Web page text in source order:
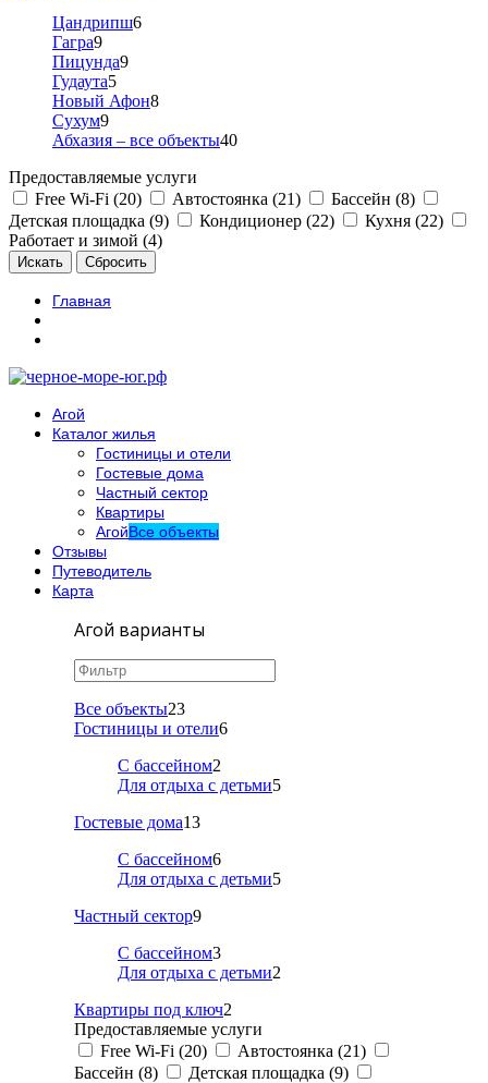
Цандрипш6
Гагра9
Пицунда9
Гудаута5
Новый Афон8
Сухум9
Абхазия – все объекты40
Предоставляемые услуги
Free Wi-Fi (20)
Автостоянка (21)
Бассейн (8)
Детская площадка (9)
Кондиционер (22)
Кухня (22)
Работает и зимой (4)
Главная
Агой
Каталог жилья
Гостиницы и отели
Гостевые дома
Частный сектор
Квартиры
АгойВсе объекты
Отзывы
Путеводитель
Карта
Агой варианты
Все объекты23
Гостиницы и отели6
С бассейном2
Для отдыха с детьми5
Гостевые дома13
С бассейном6
Для отдыха с детьми5
Частный сектор9
С бассейном3
Для отдыха с детьми2
Квартиры под ключ2
Предоставляемые услуги
Free Wi-Fi (20)
Автостоянка (21)
Бассейн (8)
Детская площадка (9)